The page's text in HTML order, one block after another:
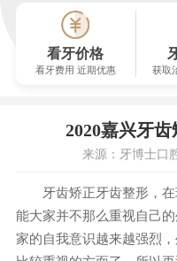
张家港机构
嘉兴南湖机构
温州新城机构
上海杨浦机构
看牙价格
看牙费用 近期优惠 获取
2020嘉兴牙
来源：牙博士口
牙齿矫正牙齿整形，在
能大家并不那么重视自己
家的自我意识越来越强烈